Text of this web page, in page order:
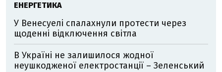
ЕНЕРГЕТИКА
У Венесуелі спалахнули протести через
щоденні відключення світла
В Україні не залишилося жодної
неушкодженої електростанції – Зеленський